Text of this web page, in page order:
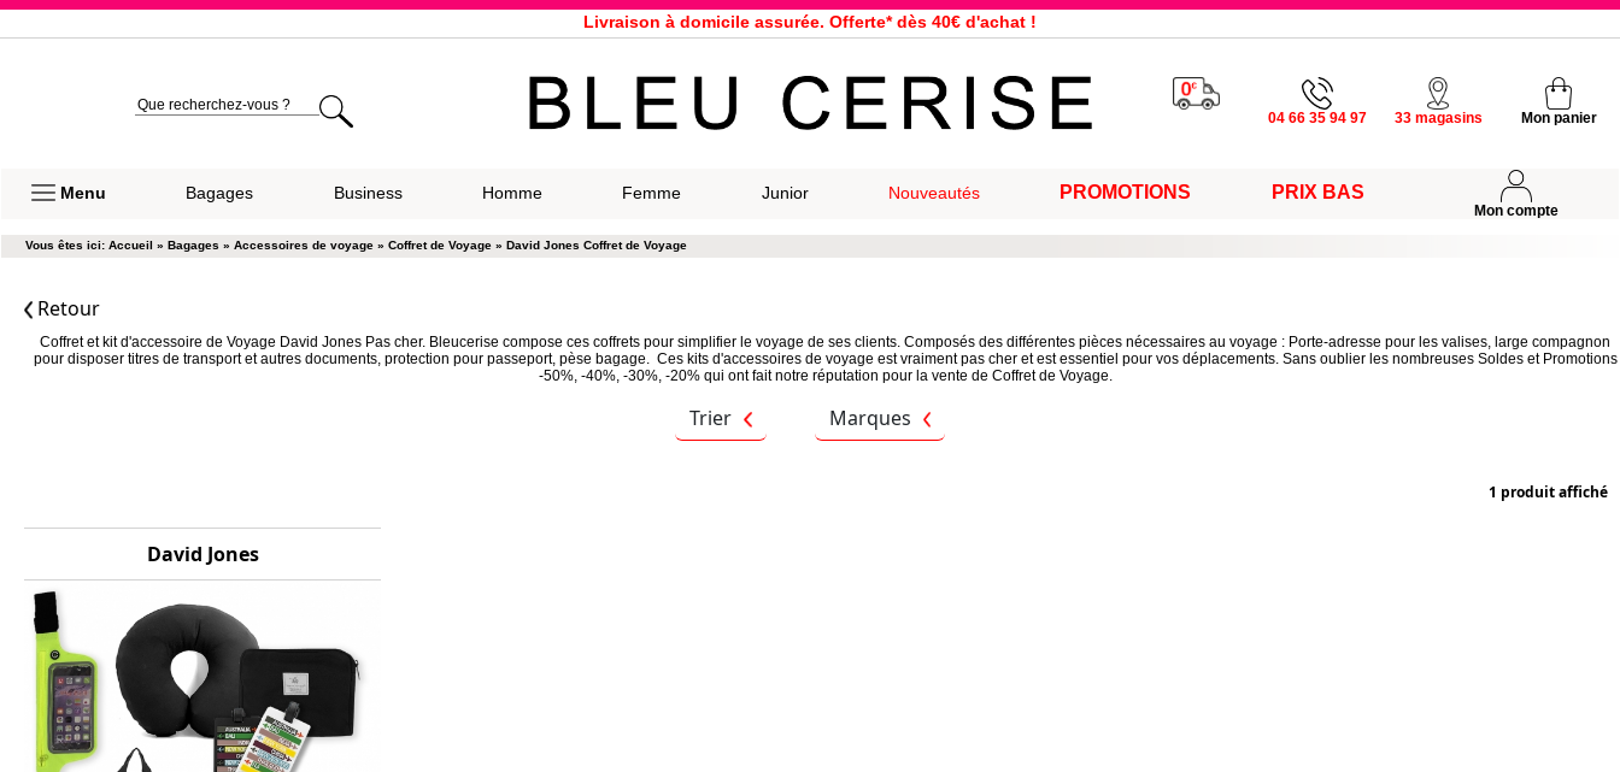
Livraison à domicile assurée. Offerte* dès 40€ d'achat !
Expédition le jour même pour toutes commandes passées avant 12h, du lundi au vendredi
33 magasins répartis dans la France. Un à proximité de chez vous ?
04 66 35 94 97 33 magasins Mon panier
Menu Bagages Business Homme Femme Junior Nouveautés PROMOTIONS PRIX BAS
Mon compte
Vous êtes ici: Accueil » Bagages » Accessoires de voyage » Coffret de Voyage » David Jones Coffret de Voyage
Retour
Coffret et kit d'accessoire de Voyage David Jones Pas cher. Bleucerise compose ces coffrets pour simplifier le voyage de ses clients. Composés des différentes pièces nécessaires au voyage : Porte-adresse pour les valises, large compagnon
pour disposer titres de transport et autres documents, protection pour passeport, pèse bagage. Ces kits d'accessoires de voyage est vraiment pas cher et est essentiel pour vos déplacements. Sans oublier les nombreuses Soldes et Promotions
-50%, -40%, -30%, -20% qui ont fait notre réputation pour la vente de Coffret de Voyage.
Trier Marques
1 produit affiché
David Jones